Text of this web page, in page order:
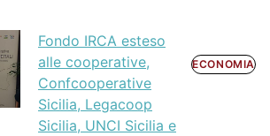
Fondo IRCA esteso
alle cooperative,
Confcooperative
Sicilia, Legacoop
Sicilia, UNCI Sicilia e
ECONOMIA